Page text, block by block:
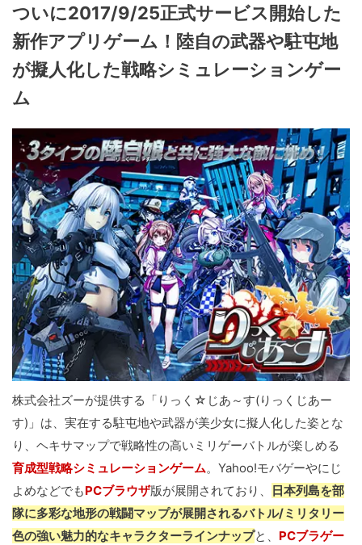
ついに2017/9/25正式サービス開始した
新作アプリゲーム！陸自の武器や駐屯地
が擬人化した戦略シミュレーションゲー
ム
株式会社ズーが提供する「りっく☆じあ～す(りっくじあー
す)」は、実在する駐屯地や武器が美少女に擬人化した姿とな
り、ヘキサマップで戦略性の高いミリゲーバトルが楽しめる
育成型戦略シミュレーションゲーム。Yahoo!モバゲーやにじ
よめなどでもPCブラウザ版が展開されており、
日本列島を部
隊に多彩な地形の戦闘マップが展開されるバトル/ミリタリー
色の強い魅力的なキャラクターラインナップと、 PCブラゲー